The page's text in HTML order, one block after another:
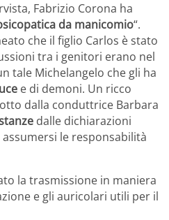
Fabrizio Corona ha
da manicomio“.
che il figlio Carlos è stato
tra i genitori erano nel
tale Michelangelo che gli ha
e di demoni. Un ricco
dalla conduttrice Barbara
dalle dichiarazioni
le responsabilità
la trasmissione in maniera
e gli auricolari utili per il